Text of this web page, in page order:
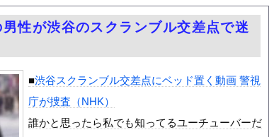
ｏラだ、綺麗な顔とお口でこんなことしている...
焼で協力するっていったけどあれ取りやめな。政...
屋に侵入しそうなアイドル
」「ダークソウル」あと...
に足を運べばクーラーが…」・・・・・・・・・...
予測可能割合が気になる事故のドラレコ。
(((ﾟДﾟ)))
性が渋谷のスクランブル交差点で迷
■渋谷スクランブル交差点にベッド置く動画 警視
庁が捜査（NHK）
誰かと思ったら私でも知ってるユーチューバーだ